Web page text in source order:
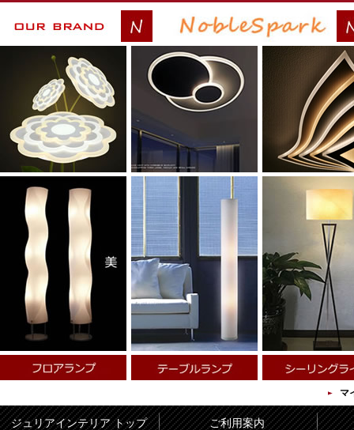
マ
ジュリアインテリア トップ ご利用案内